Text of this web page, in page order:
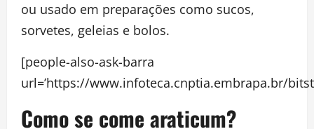
ou usado em preparações como sucos,
sorvetes, geleias e bolos.
[people-also-ask-barra
url=’https://www.infoteca.cnptia.embrapa.br/
Como se come araticum?